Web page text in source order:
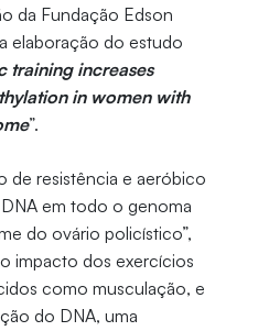
da Fundação Edson
elaboração do estudo
training increases
in women with
”.
de resistência e aeróbico
em todo o genoma
do ovário policístico”,
impacto dos exercícios
como musculação, e
do DNA, uma